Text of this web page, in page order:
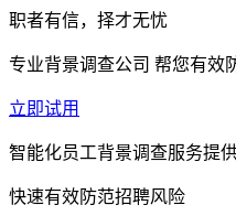
职者有信，择才无忧
专业背景调查公司 帮您有效
立即试用
智能化员工背景调查服务提
快速有效防范招聘风险